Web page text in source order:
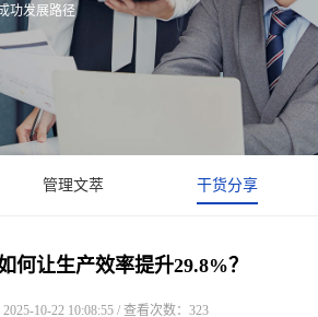
功发展路径
管理文萃 干货分享
何让生产效率提升29.8%？
10-22 10:08:55 / 查看次数：323